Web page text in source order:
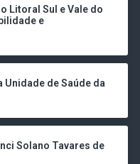
Litoral Sul e Vale do
e
Unidade de Saúde da
Solano Tavares de